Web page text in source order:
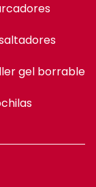
gel borrable